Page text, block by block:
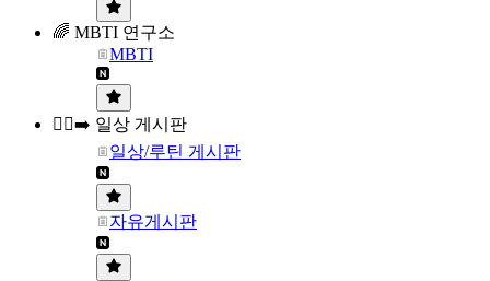
🌈 MBTI 연구소
MBTI
🏃‍♀️‍➡️ 일상 게시판
일상/루틴 게시판
자유게시판